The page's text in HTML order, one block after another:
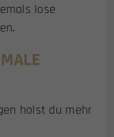
lose
holst du mehr